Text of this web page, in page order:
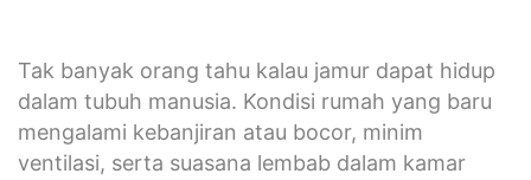
Tak banyak orang tahu kalau jamur dapat hidup
dalam tubuh manusia. Kondisi rumah yang baru
mengalami kebanjiran atau bocor, minim
ventilasi, serta suasana lembab dalam kamar